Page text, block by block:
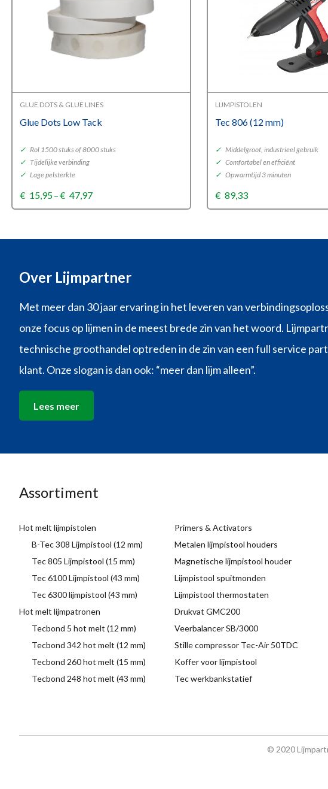
GLUE DOTS & GLUE LINES
Glue Dots Low Tack
✓ Rol 1500 stuks of 8000 stuks
✓ Tijdelijke verbinding
✓ Lage pelsterkte
€ 15,95–€ 47,97Price
range:
€47,97
LIJMPISTOLEN
Tec 806 (12 mm)
✓ Middelgroot, industrieel gebruik
✓ Comfortabel en efficiënt
✓ Opwarmtijd 3 minuten
€ 89,33
Over Lijmpartner
Met meer dan 30 jaar ervaring in het leveren van
onze focus op lijmen in de meest brede zin van het woord.
technische groothandel optreden in de zin van een full service
klant. Onze slogan is dan ook: “meer dan lijm alleen”.
Lees meer
Assortiment
Hot melt lijmpistolen
B-Tec 308 Lijmpistool (12 mm)
Tec 805 Lijmpistool (15 mm)
Tec 6100 Lijmpistool (43 mm)
Tec 6300 lijmpistool (43 mm)
Hot melt lijmpatronen
Tecbond 5 hot melt (12 mm)
Tecbond 342 hot melt (12 mm)
Tecbond 260 hot melt (15 mm)
Tecbond 248 hot melt (43 mm)
Primers & Activators
Metalen lijmpistool houders
Magnetische lijmpistool houder
Lijmpistool spuitmonden
Lijmpistool thermostaten
Drukvat GMC200
Veerbalancer SB/3000
Stille compressor Tec-Air 50TDC
Koffer voor lijmpistool
Tec werkbankstatief
© 2020